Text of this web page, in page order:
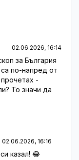
02.06.2026, 16:14
за България
по-напред от
-
То значи да
02.06.2026, 16:16
казал! 😂